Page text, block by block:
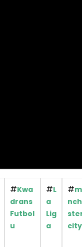
#Kwa
drans
Futbol
u
#L
a
Lig
a
#
city